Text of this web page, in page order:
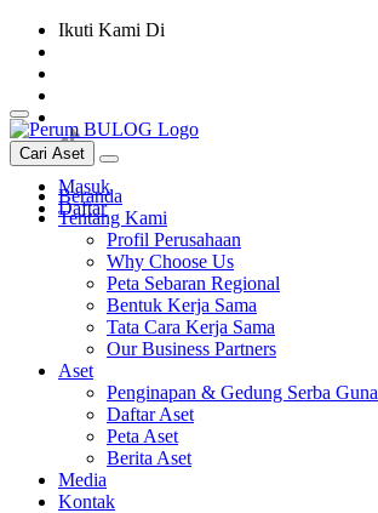
Ikuti Kami Di
Masuk
Daftar
Cari Aset
Beranda
Tentang Kami
Profil Perusahaan
Why Choose Us
Peta Sebaran Regional
Bentuk Kerja Sama
Tata Cara Kerja Sama
Our Business Partners
Aset
Penginapan & Gedung Serba Guna
Daftar Aset
Peta Aset
Berita Aset
Media
Kontak